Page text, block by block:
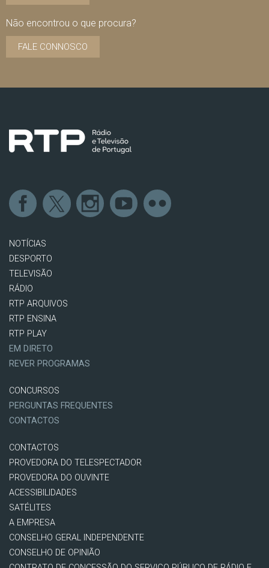
Não encontrou o que procura?
FALE CONNOSCO
NOTÍCIAS
DESPORTO
TELEVISÃO
RÁDIO
RTP ARQUIVOS
RTP ENSINA
RTP PLAY
EM DIRETO
REVER PROGRAMAS
CONCURSOS
PERGUNTAS FREQUENTES
CONTACTOS
CONTACTOS
PROVEDORA DO TELESPECTADOR
PROVEDORA DO OUVINTE
ACESSIBILIDADES
SATÉLITES
A EMPRESA
CONSELHO GERAL INDEPENDENTE
CONSELHO DE OPINIÃO